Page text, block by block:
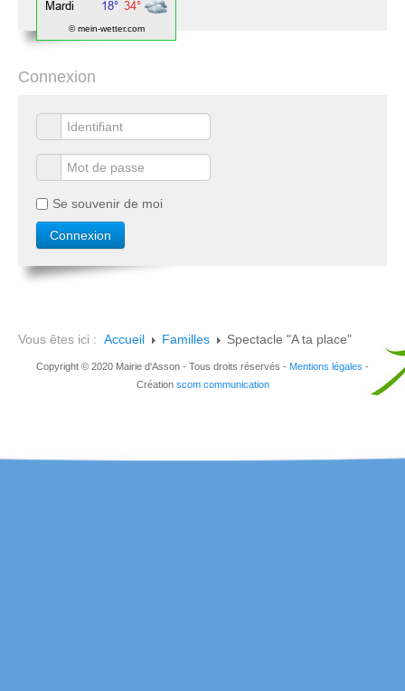
© mein-wetter.com
Connexion
Se souvenir de moi
Vous êtes ici : Accueil Familles Spectacle "A ta place"
Copyright © 2020 Mairie d'Asson - Tous droits réservés - Mentions légales -
Création scom communication